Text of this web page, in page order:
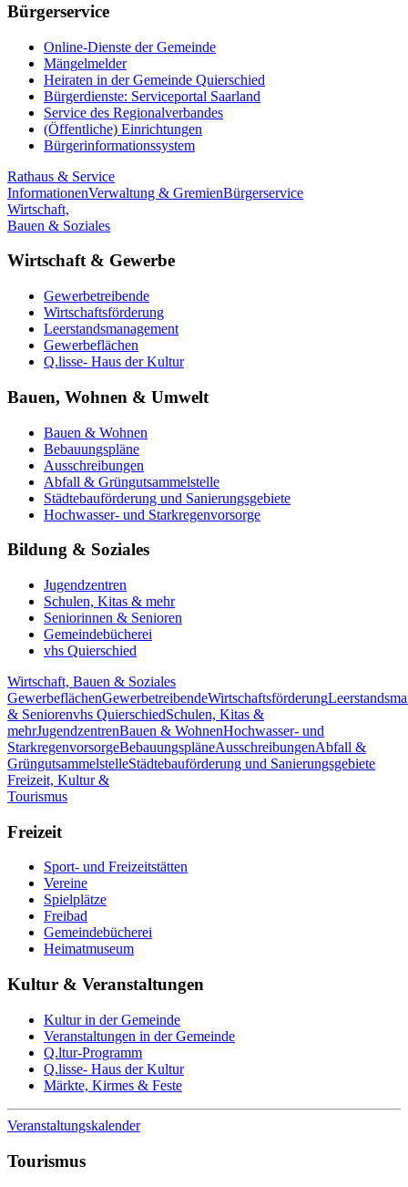
Bürgerservice
Online-Dienste der Gemeinde
Mängelmelder
Heiraten in der Gemeinde Quierschied
Bürgerdienste: Serviceportal Saarland
Service des Regionalverbandes
(Öffentliche) Einrichtungen
Bürgerinformationssystem
Rathaus & Service
InformationenVerwaltung & GremienBürgerservice
Wirtschaft,
Bauen & Soziales
Wirtschaft & Gewerbe
Gewerbetreibende
Wirtschaftsförderung
Leerstandsmanagement
Gewerbeflächen
Q.lisse- Haus der Kultur
Bauen, Wohnen & Umwelt
Bauen & Wohnen
Bebauungspläne
Ausschreibungen
Abfall & Grüngutsammelstelle
Städtebauförderung und Sanierungsgebiete
Hochwasser- und Starkregenvorsorge
Bildung & Soziales
Jugendzentren
Schulen, Kitas & mehr
Seniorinnen & Senioren
Gemeindebücherei
vhs Quierschied
Wirtschaft, Bauen & Soziales
GewerbeflächenGewerbetreibendeWirtschaftsförderung
& Seniorenvhs QuierschiedSchulen, Kitas &
mehrJugendzentrenBauen & WohnenHochwasser- und
StarkregenvorsorgeBebauungspläneAusschreibungenAbfall &
GrüngutsammelstelleStädtebauförderung und Sanierungsgebiete
Freizeit, Kultur &
Tourismus
Freizeit
Sport- und Freizeitstätten
Vereine
Spielplätze
Freibad
Gemeindebücherei
Heimatmuseum
Kultur & Veranstaltungen
Kultur in der Gemeinde
Veranstaltungen in der Gemeinde
Q.ltur-Programm
Q.lisse- Haus der Kultur
Märkte, Kirmes & Feste
Veranstaltungskalender
Tourismus